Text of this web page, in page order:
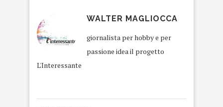
WALTER MAGLIOCCA
giornalista per hobby e per
passione idea il progetto
L'Interessante